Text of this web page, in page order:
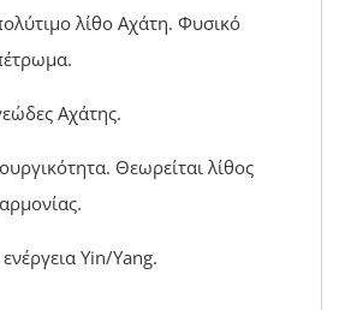
λίθο Αχάτη. Φυσικό
Αχάτης.
Θεωρείται λίθος
Yin/Yang.